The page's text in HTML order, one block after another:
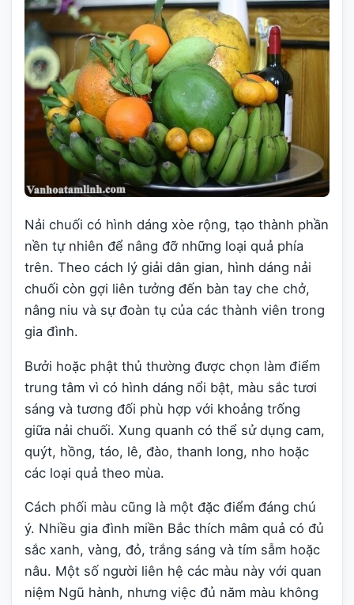
Nải chuối có hình dáng xòe rộng, tạo thành phần
nền tự nhiên để nâng đỡ những loại quả phía
trên. Theo cách lý giải dân gian, hình dáng nải
chuối còn gợi liên tưởng đến bàn tay che chở,
nâng niu và sự đoàn tụ của các thành viên trong
gia đình.
Bưởi hoặc phật thủ thường được chọn làm điểm
trung tâm vì có hình dáng nổi bật, màu sắc tươi
sáng và tương đối phù hợp với khoảng trống
giữa nải chuối. Xung quanh có thể sử dụng cam,
quýt, hồng, táo, lê, đào, thanh long, nho hoặc
các loại quả theo mùa.
Cách phối màu cũng là một đặc điểm đáng chú
ý. Nhiều gia đình miền Bắc thích mâm quả có đủ
sắc xanh, vàng, đỏ, trắng sáng và tím sẫm hoặc
nâu. Một số người liên hệ các màu này với quan
niệm Ngũ hành, nhưng việc đủ năm màu không